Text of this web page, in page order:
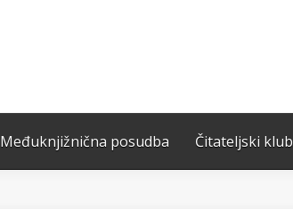
Međuknjižnična posudba Čitateljski klub